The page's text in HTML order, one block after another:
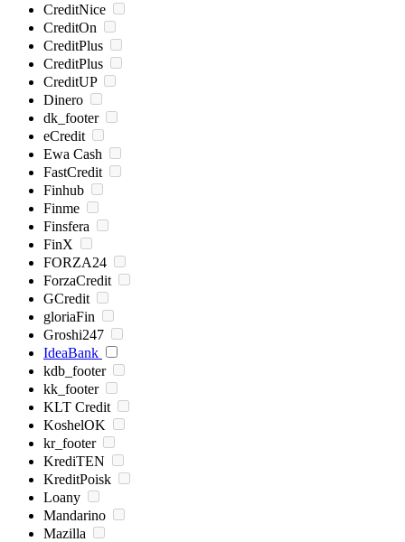
CreditNice
CreditOn
CreditPlus
CreditPlus
CreditUP
Dinero
dk_footer
eCredit
Ewa Cash
FastCredit
Finhub
Finme
Finsfera
FinX
FORZA24
ForzaCredit
GCredit
gloriaFin
Groshi247
IdeaBank
kdb_footer
kk_footer
KLT Credit
KoshelOK
kr_footer
KrediTEN
KreditPoisk
Loany
Mandarino
Mazilla